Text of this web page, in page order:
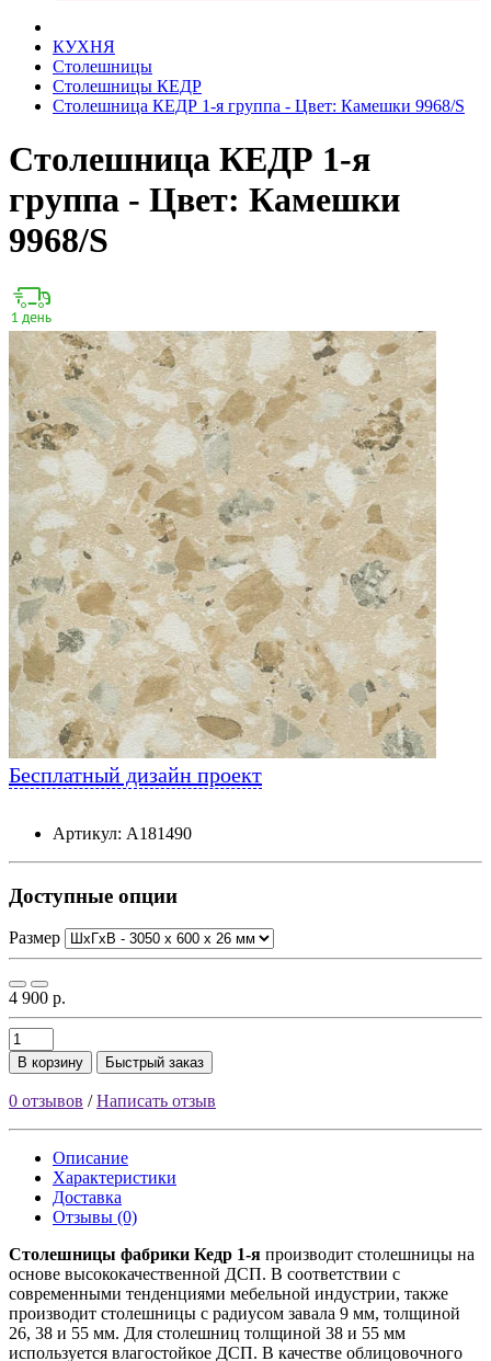
КУХНЯ
Столешницы
Столешницы КЕДР
Столешница КЕДР 1-я группа - Цвет: Камешки 9968/S
Столешница КЕДР 1-я
группа - Цвет: Камешки
9968/S
Бесплатный дизайн проект
Артикул: А181490
Доступные опции
Размер
4 900 р.
В корзину Быстрый заказ
0 отзывов /Написать отзыв
Описание
Характеристики
Доставка
Отзывы (0)
Столешницы фабрики Кедр 1-я производит столешницы на
основе высококачественной ДСП. В соответствии с
современными тенденциями мебельной индустрии, также
производит столешницы с радиусом завала 9 мм, толщиной
26, 38 и 55 мм. Для столешниц толщиной 38 и 55 мм
используется влагостойкое ДСП. В качестве облицовочного